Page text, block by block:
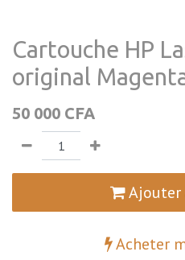
Cartouche HP
original
50 000 CFA
Ajouter
Acheter